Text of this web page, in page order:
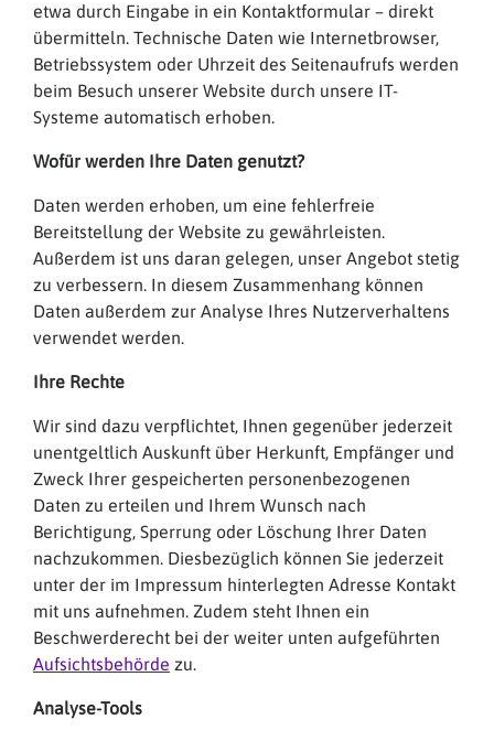
etwa durch Eingabe in ein Kontaktformular – direkt
übermitteln. Technische Daten wie Internetbrowser,
Betriebssystem oder Uhrzeit des Seitenaufrufs werden
beim Besuch unserer Website durch unsere IT-
Systeme automatisch erhoben.
Wofür werden Ihre Daten genutzt?
Daten werden erhoben, um eine fehlerfreie
Bereitstellung der Website zu gewährleisten.
Außerdem ist uns daran gelegen, unser Angebot stetig
zu verbessern. In diesem Zusammenhang können
Daten außerdem zur Analyse Ihres Nutzerverhaltens
verwendet werden.
Ihre Rechte
Wir sind dazu verpflichtet, Ihnen gegenüber jederzeit
unentgeltlich Auskunft über Herkunft, Empfänger und
Zweck Ihrer gespeicherten personenbezogenen
Daten zu erteilen und Ihrem Wunsch nach
Berichtigung, Sperrung oder Löschung Ihrer Daten
nachzukommen. Diesbezüglich können Sie jederzeit
unter der im Impressum hinterlegten Adresse Kontakt
mit uns aufnehmen. Zudem steht Ihnen ein
Beschwerderecht bei der weiter unten aufgeführten
Aufsichtsbehörde zu.
Analyse-Tools